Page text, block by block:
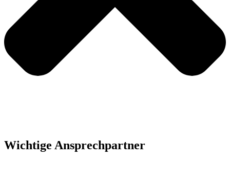
Wichtige Ansprechpartner